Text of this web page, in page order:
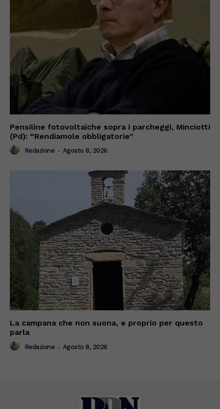
Pensiline fotovoltaiche sopra i parcheggi, Minciotti
(Pd): “Rendiamole obbligatorie”
Redazione - Agosto 8, 2026
La campana che non suona, e proprio per questo
parla
Redazione - Agosto 8, 2026